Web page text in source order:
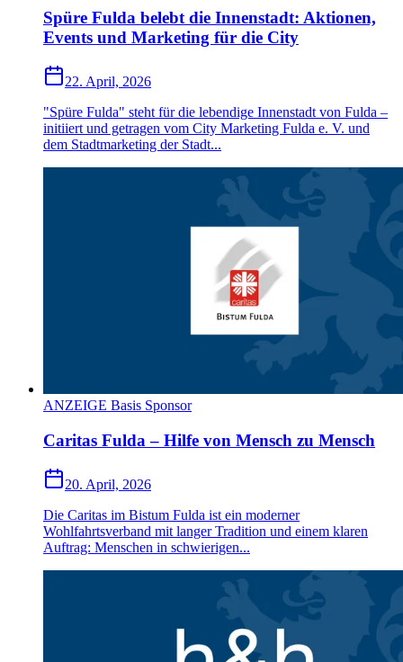
Spüre Fulda belebt die Innenstadt: Aktionen,
Events und Marketing für die City
22. April, 2026
"Spüre Fulda" steht für die lebendige Innenstadt von Fulda –
initiiert und getragen vom City Marketing Fulda e. V. und
dem Stadtmarketing der Stadt...
ANZEIGE Basis Sponsor
Caritas Fulda – Hilfe von Mensch zu Mensch
20. April, 2026
Die Caritas im Bistum Fulda ist ein moderner
Wohlfahrtsverband mit langer Tradition und einem klaren
Auftrag: Menschen in schwierigen...